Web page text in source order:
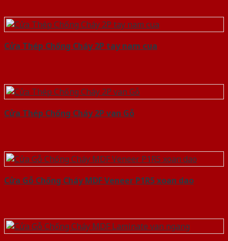
Cửa Thép Chống Cháy 2P tay nam cua
Cửa Thép Chống Cháy 2P van Gỗ
Cửa Gỗ Chống Cháy MDF Veneer P1R5 xoan dao